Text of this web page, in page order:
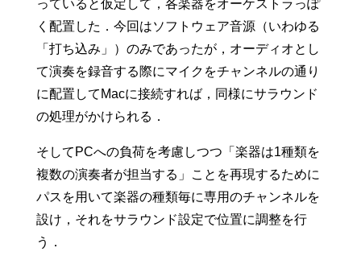
っていると仮定して，各楽器をオーケストラっぽ
く配置した．今回はソフトウェア音源（いわゆる
「打ち込み」）のみであったが，オーディオとし
て演奏を録音する際にマイクをチャンネルの通り
に配置してMacに接続すれば，同様にサラウンド
の処理がかけられる．
そしてPCへの負荷を考慮しつつ「楽器は1種類を
複数の演奏者が担当する」ことを再現するために
パスを用いて楽器の種類毎に専用のチャンネルを
設け，それをサラウンド設定で位置に調整を行
う．